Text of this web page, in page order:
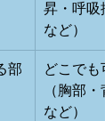
昇・呼吸
など）
部
どこでも
（胸部・
など）